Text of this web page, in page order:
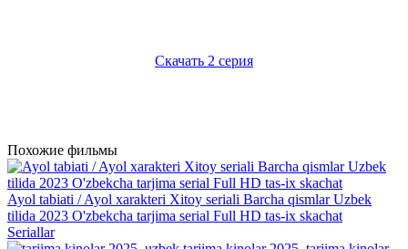
Скачать 2 серия
Похожие фильмы
Ayol tabiati / Ayol xarakteri Xitoy seriali Barcha qismlar Uzbek
tilida 2023 O'zbekcha tarjima serial Full HD tas-ix skachat
Seriallar